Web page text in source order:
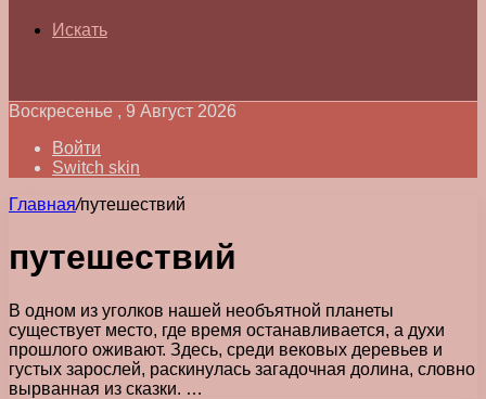
Искать
Воскресенье , 9 Август 2026
Войти
Switch skin
Главная/путешествий
путешествий
В одном из уголков нашей необъятной планеты
существует место, где время останавливается, а духи
прошлого оживают. Здесь, среди вековых деревьев и
густых зарослей, раскинулась загадочная долина, словно
вырванная из сказки. …